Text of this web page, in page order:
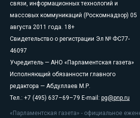
связи, информационных технологий и
массовых коммуникаций (Роскомнадзор) 05
августа 2011 года. 18+
Свидетельство о регистрации Эл № ФС77-
46097
Учредитель — АНО «Парламентская газета»
Исполняющий обязанности главного
редактора — Абдуллаев М.Р.
Тел.: +7 (495) 637–69–79 E-mail: pg@pnp.ru
«Парламентская газета» - официальное